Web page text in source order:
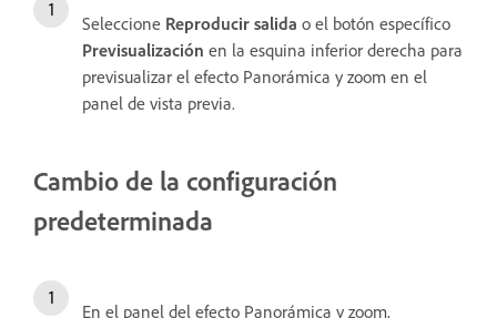
Seleccione Reproducir salida o el botón específico
Previsualización en la esquina inferior derecha para
previsualizar el efecto Panorámica y zoom en el
panel de vista previa.
Cambio de la configuración
predeterminada
En el panel del efecto Panorámica y zoom,